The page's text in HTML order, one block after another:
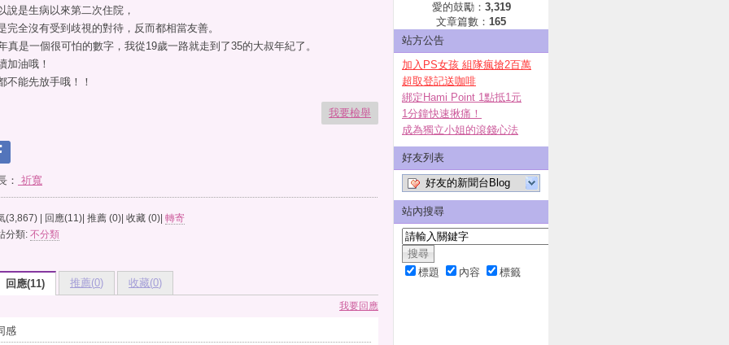
說是生病以來第二次住院，
完全沒有受到歧視的對待，反而都相當友善。
真是一個很可怕的數字，我從19歲一路就走到了35的大叔年紀了。
加油哦！
不能先放手哦！！
我要檢舉
： 祈寬
(3,867) | 回應(11)| 推薦 (0)| 收藏 (0)| 轉寄
分類: 不分類
回應(11) 推薦(0) 收藏(0)
我要回應
感
愛的鼓勵： 3,319
文章篇數： 165
站方公告
加入PS女孩 組隊瘋搶2百萬
超取登記送咖啡
綁定Hami Point 1點抵1元
1分鐘快速揪痛！
成為獨立小姐的滾錢心法
好友列表
好友的新聞台Blog
站內搜尋
標題 內容 標籤